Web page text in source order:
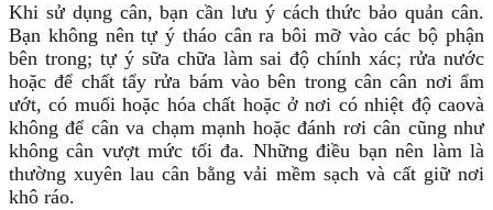
Khi sử dụng cân, bạn cần lưu ý cách thức bảo quản cân.
Bạn không nên tự ý tháo cân ra bôi mỡ vào các bộ phận
bên trong; tự ý sữa chữa làm sai độ chính xác; rửa nước
hoặc để chất tẩy rửa bám vào bên trong cân cân nơi ẩm
ướt, có muối hoặc hóa chất hoặc ở nơi có nhiệt độ caovà
không để cân va chạm mạnh hoặc đánh rơi cân cũng như
không cân vượt mức tối đa. Những điều bạn nên làm là
thường xuyên lau cân bằng vải mềm sạch và cất giữ nơi
khô ráo.